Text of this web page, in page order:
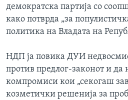
демократска партија со
како потврда „за
политика на Владата на
НДП ја повика ДУИ
против предлог-законот и да
компромиси кои „секогаш
козметички решенија за